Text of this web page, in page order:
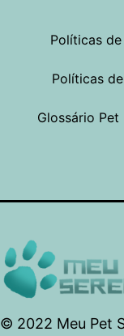
Políticas
Políticas
Glossário Pet
© 2022 Meu Pet